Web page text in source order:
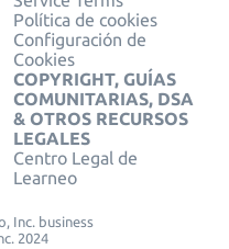
Política de cookies
Configuración de
Cookies
COPYRIGHT, GUÍAS
COMUNITARIAS, DSA
& OTROS RECURSOS
LEGALES
Centro Legal de
Learneo
Inc. business
2024